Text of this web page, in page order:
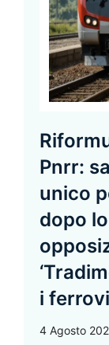
Pnrr:
unico
dopo
i
4 Agosto